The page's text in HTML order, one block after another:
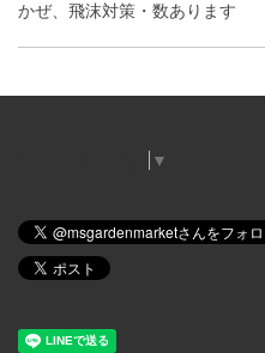
かぜ、飛沫対策・数あります
▼